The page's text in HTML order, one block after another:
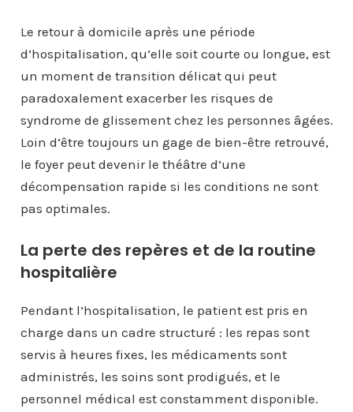
Le retour à domicile après une période
d’hospitalisation, qu’elle soit courte ou longue, est
un moment de transition délicat qui peut
paradoxalement exacerber les risques de
syndrome de glissement chez les personnes âgées.
Loin d’être toujours un gage de bien-être retrouvé,
le foyer peut devenir le théâtre d’une
décompensation rapide si les conditions ne sont
pas optimales.
La perte des repères et de la routine
hospitalière
Pendant l’hospitalisation, le patient est pris en
charge dans un cadre structuré : les repas sont
servis à heures fixes, les médicaments sont
administrés, les soins sont prodigués, et le
personnel médical est constamment disponible.